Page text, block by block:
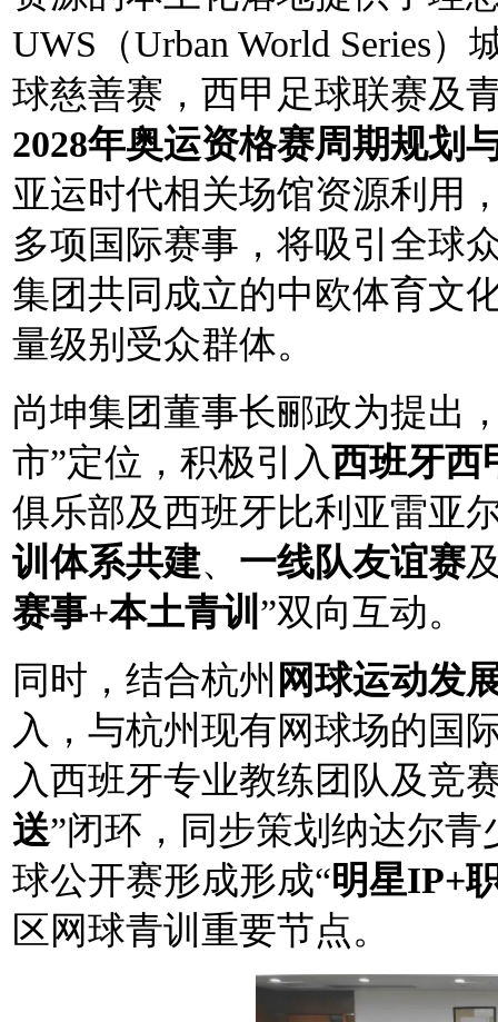
UWS （Urban World Series
球慈善赛，西甲足球联赛及
2028年奥运资格赛周期规划
亚运时代相关场馆资源利用
多项国际赛事，将吸引全球
集团共同成立的中欧体育文
量级别受众群体。
尚坤集团董事长郦政为提出
市”定位，积极引入西班牙西
俱乐部及西班牙比利亚雷亚
训体系共建、 一线队友谊赛
赛事+本土青训 ”双向互动。
同时，结合杭州 网球运动发
入，与杭州现有网球场的国
入西班牙专业教练团队及竞
送”闭环，同步策划纳达尔
球公开赛形成形成“明星IP+
区网球青训重要节点。